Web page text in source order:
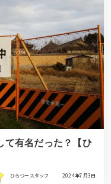
て有名だった？【ひ
ひらつースタッフ 2024年7月3日